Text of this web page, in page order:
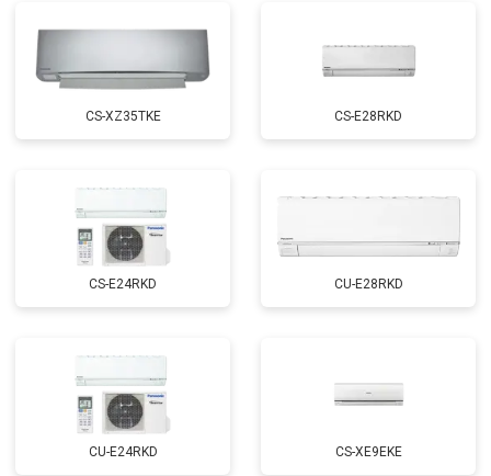
CS-XZ35TKE CS-E28RKD
CS-E24RKD CU-E28RKD
CU-E24RKD CS-XE9EKE